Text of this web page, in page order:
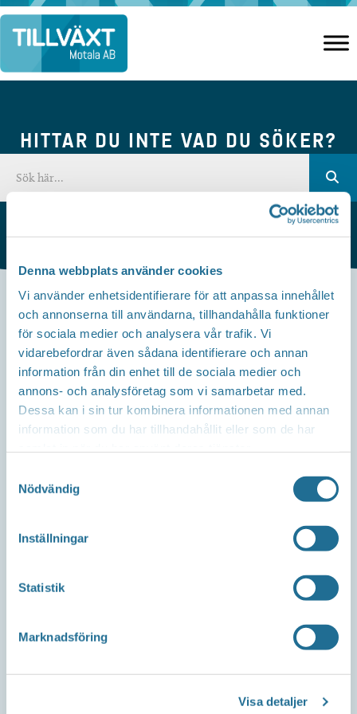
Denna webbplats använder cookies
Vi använder enhetsidentifierare för att anpassa innehållet
och annonserna till användarna, tillhandahålla funktioner
för sociala medier och analysera vår trafik. Vi
vidarebefordrar även sådana identifierare och annan
information från din enhet till de sociala medier och
annons- och analysföretag som vi samarbetar med.
Dessa kan i sin tur kombinera informationen med annan
information som du har tillhandahållit eller som de har
Nödvändig
Inställningar
Statistik
Marknadsföring
Visa detaljer
Hoppa
till
innehåll
HITTAR DU INTE VAD DU SÖKER?
Kontakta oss
Besöksadress
Repslagaregatan 13C
591 30 Motala